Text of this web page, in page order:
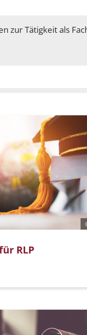
zur Tätigkeit als
RLP